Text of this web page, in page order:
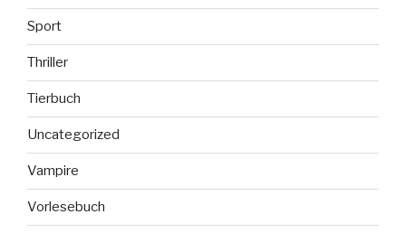
Sport
Thriller
Tierbuch
Uncategorized
Vampire
Vorlesebuch